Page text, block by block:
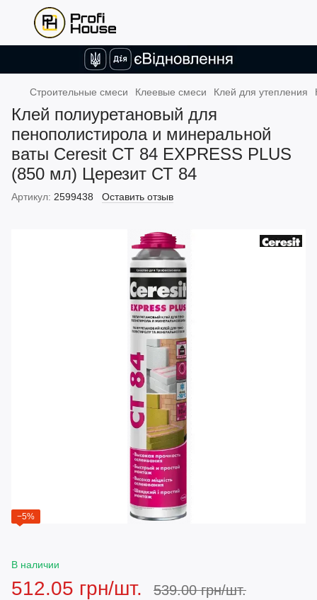
Строительные смеси Клеевые смеси Клей для утепления
Клей полиуретановый для
пенополистирола и минеральной
ваты Ceresit CT 84 EXPRESS PLUS
(850 мл) Церезит СТ 84
Артикул: 2599438 Оставить отзыв
−5%
В наличии
512.05 грн/шт. 539.00 грн/шт.